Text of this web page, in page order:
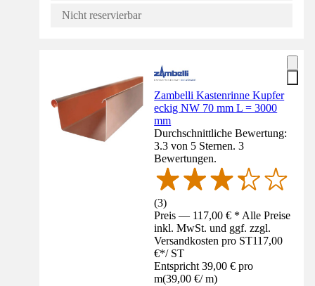
Nicht reservierbar
Zambelli Kastenrinne Kupfer
eckig NW 70 mm L = 3000
mm
Durchschnittliche Bewertung:
3.3 von 5 Sternen. 3
Bewertungen.
(3)
Preis — 117,00 € * Alle Preise
inkl. MwSt. und ggf. zzgl.
Versandkosten pro ST117,00
€*/ ST
Entspricht 39,00 € pro
m(39,00 €/ m)